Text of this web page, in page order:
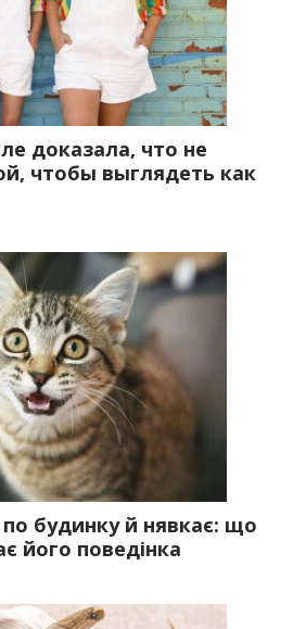
доказала, что не
чтобы выглядеть как
будинку й нявкає: що
його поведінка